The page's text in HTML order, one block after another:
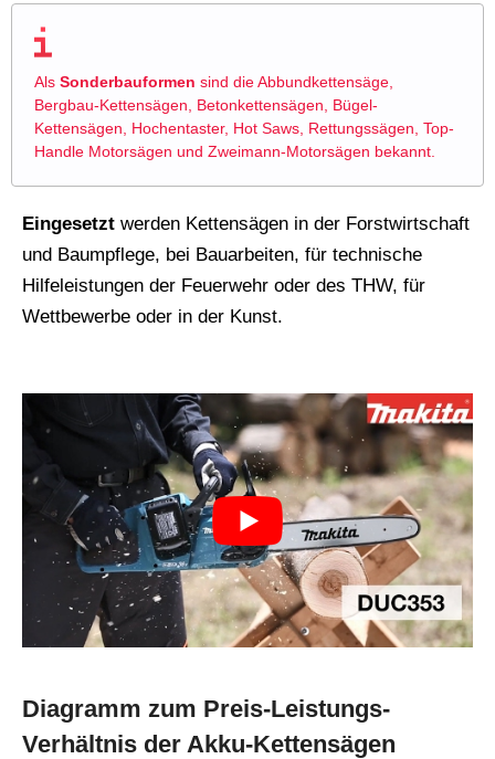
Als Sonderbauformen sind die Abbundkettensäge,
Bergbau-Kettensägen, Betonkettensägen, Bügel-
Kettensägen, Hochentaster, Hot Saws, Rettungssägen, Top-
Handle Motorsägen und Zweimann-Motorsägen bekannt.
Eingesetzt werden Kettensägen in der Forstwirtschaft
und Baumpflege, bei Bauarbeiten, für technische
Hilfeleistungen der Feuerwehr oder des THW, für
Wettbewerbe oder in der Kunst.
Diagramm zum Preis-Leistungs-
Verhältnis der Akku-Kettensägen